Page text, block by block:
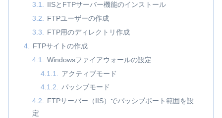
IISとFTPサーバー機能のインストール
FTPユーザーの作成
FTP用のディレクトリ作成
FTPサイトの作成
Windowsファイアウォールの設定
アクティブモード
パッシブモード
FTPサーバー（IIS）でパッシブポート範囲を設
定